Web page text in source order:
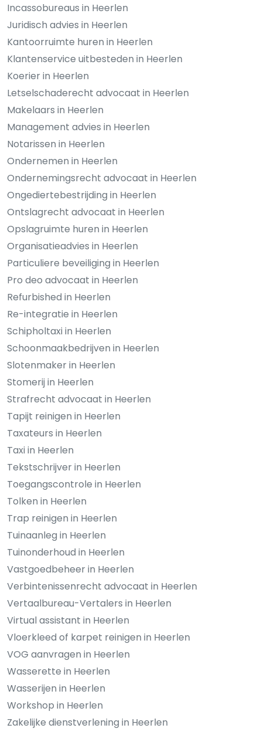
Incassobureaus in Heerlen
Juridisch advies in Heerlen
Kantoorruimte huren in Heerlen
Klantenservice uitbesteden in Heerlen
Koerier in Heerlen
Letselschaderecht advocaat in Heerlen
Makelaars in Heerlen
Management advies in Heerlen
Notarissen in Heerlen
Ondernemen in Heerlen
Ondernemingsrecht advocaat in Heerlen
Ongediertebestrijding in Heerlen
Ontslagrecht advocaat in Heerlen
Opslagruimte huren in Heerlen
Organisatieadvies in Heerlen
Particuliere beveiliging in Heerlen
Pro deo advocaat in Heerlen
Refurbished in Heerlen
Re-integratie in Heerlen
Schipholtaxi in Heerlen
Schoonmaakbedrijven in Heerlen
Slotenmaker in Heerlen
Stomerij in Heerlen
Strafrecht advocaat in Heerlen
Tapijt reinigen in Heerlen
Taxateurs in Heerlen
Taxi in Heerlen
Tekstschrijver in Heerlen
Toegangscontrole in Heerlen
Tolken in Heerlen
Trap reinigen in Heerlen
Tuinaanleg in Heerlen
Tuinonderhoud in Heerlen
Vastgoedbeheer in Heerlen
Verbintenissenrecht advocaat in Heerlen
Vertaalbureau-Vertalers in Heerlen
Virtual assistant in Heerlen
Vloerkleed of karpet reinigen in Heerlen
VOG aanvragen in Heerlen
Wasserette in Heerlen
Wasserijen in Heerlen
Workshop in Heerlen
Zakelijke dienstverlening in Heerlen